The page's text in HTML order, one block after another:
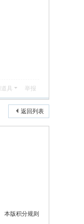
具 举报
返回列表
本版积分规则